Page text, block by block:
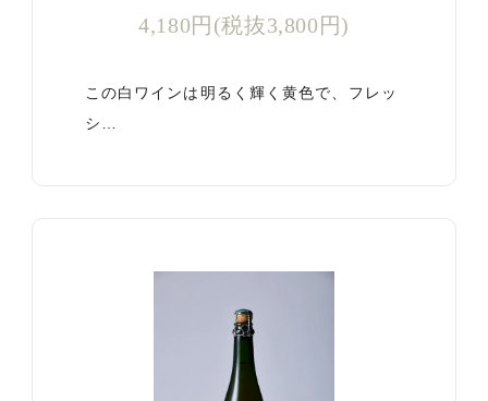
4,180円(税抜3,800円)
この白ワインは明るく輝く黄色で、フレッ
シ…